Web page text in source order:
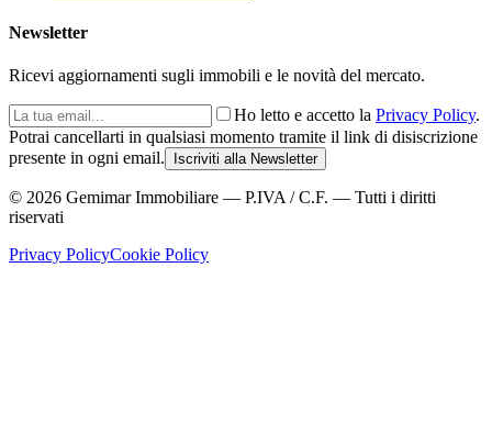
Newsletter
Ricevi aggiornamenti sugli immobili e le novità del mercato.
Ho letto e accetto la Privacy Policy.
Potrai cancellarti in qualsiasi momento tramite il link di disiscrizione
presente in ogni email.
Iscriviti alla Newsletter
© 2026 Gemimar Immobiliare — P.IVA / C.F. — Tutti i diritti
riservati
Privacy PolicyCookie Policy